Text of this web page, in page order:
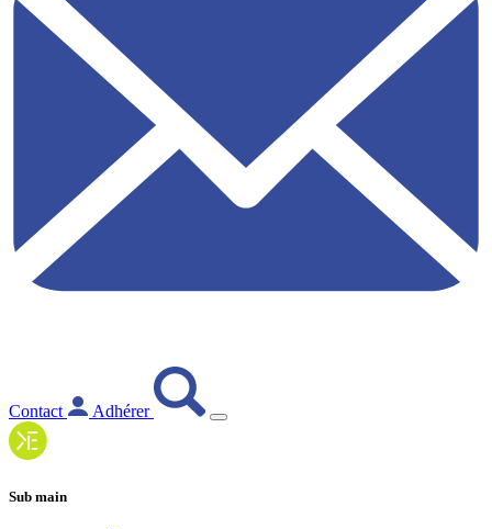
Contact Adhérer
Sub main